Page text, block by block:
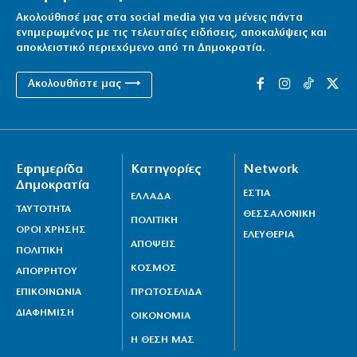
7|08|2026 | 15:17
Φήμες για κρίσιμη κατάσταση της υγείας του Χαμενεΐ
Οψιμη αποθέωση του Τραμπ από Γεωργιάδη και
Το Αιγαίο σε εταιρία με μπίζνες στην Τουρκία!
7|08|2026 | 14:53
Ακολούθησέ μας στα social media για να μένεις πάντα
ενημερωμένος με τις τελευταίες ειδήσεις, αποκαλύψεις και
αποκλειστικό περιεχόμενο από τη Δημοκρατία.
Ακολουθήστε μας ⟶
Εφημερίδα
Δημοκρατία
ΤΑΥΤΟΤΗΤΑ
ΟΡΟΙ ΧΡΗΣΗΣ
ΠΟΛΙΤΙΚΗ
ΑΠΟΡΡΗΤΟΥ
ΕΠΙΚΟΙΝΩΝΙΑ
ΔΙΑΦΗΜΙΣΗ
Κατηγορίες
ΕΛΛΑΔΑ
ΠΟΛΙΤΙΚΗ
ΑΠΟΨΕΙΣ
ΚΟΣΜΟΣ
ΠΡΩΤΟΣΕΛΙΔΑ
ΟΙΚΟΝΟΜΙΑ
Η ΘΕΣΗ ΜΑΣ
Network
ΕΣΤΙΑ
ΘΕΣΣΑΛΟΝΙΚΗ
ΕΛΕΥΘΕΡΙΑ